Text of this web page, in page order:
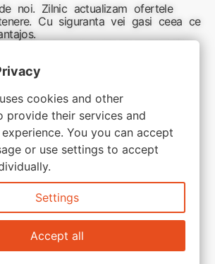
noi. Zilnic actualizam ofertele
Cu siguranta vei gasi ceea ce
reduceri inteligente si cumpărături
cookies and other
provide their services and
You you can accept
or use settings to accept
Settings
Accept all